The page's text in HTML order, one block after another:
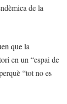
de la
que la
en un “espai de
“tot no es